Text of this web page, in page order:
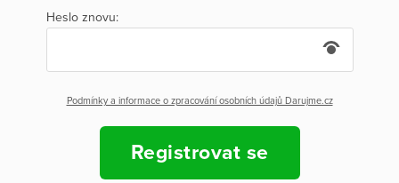
Heslo znovu:
Podmínky a informace o zpracování osobních údajů Darujme.cz
Registrovat se